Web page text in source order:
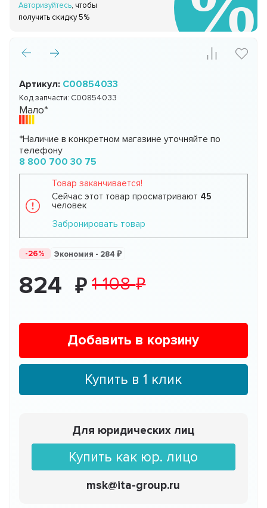
Авторизуйтесь, чтобы
получить скидку 5%
Артикул: C00854033
Код запчасти: C00854033
Мало*
*Наличие в конкретном магазине уточняйте по
телефону
8 800 700 30 75
Товар заканчивается!
Сейчас этот товар просматривают 45
человек
Забронировать товар
-26% Экономия - 284
824 1 108
Добавить в корзину
Купить в 1 клик
Для юридических лиц
Купить как юр. лицо
msk@ita-group.ru